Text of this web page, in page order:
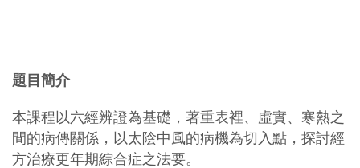
題目簡介
本課程以六經辨證為基礎，著重表裡、虛實、寒熱之
間的病傳關係，以太陰中風的病機為切入點，探討經
方治療更年期綜合症之法要。